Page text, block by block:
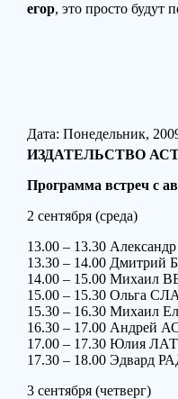
егор, это просто будут
Дата: Понедельник,
ИЗДАТЕЛЬСТВО
Программа встреч с
2 сентября (среда)
13.00 – 13.30
13.30 – 14.00 Дмитрий
14.00 – 15.00 Михаил
15.00 – 15.30 Ольга
15.30 – 16.30 Михаил
16.30 – 17.00 Андрей
17.00 – 17.30 Юлия
17.30 – 18.00 Эдвард
3 сентября (четверг)